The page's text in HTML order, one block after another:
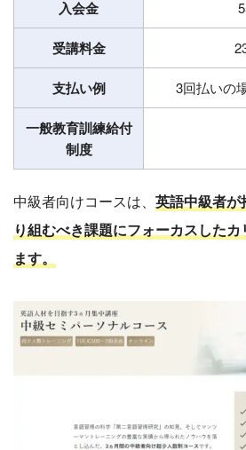
入会金
受講料金
支払い例 3回払いの
一般教育訓練給付
制度
中級者向けコースは、 英語中級者が
り組むべき課題にフォーカスした
ます。